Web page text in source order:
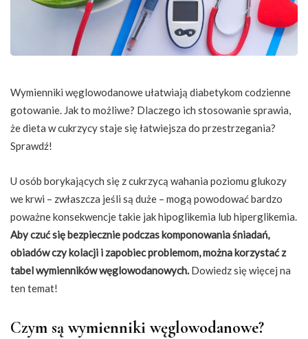
Wymienniki węglowodanowe ułatwiają diabetykom codzienne
gotowanie. Jak to możliwe? Dlaczego ich stosowanie sprawia,
że dieta w cukrzycy staje się łatwiejsza do przestrzegania?
Sprawdź!
U osób borykających się z cukrzycą wahania poziomu glukozy
we krwi – zwłaszcza jeśli są duże – mogą powodować bardzo
poważne konsekwencje takie jak hipoglikemia lub hiperglikemia.
Aby czuć się bezpiecznie podczas komponowania śniadań,
obiadów czy kolacji i zapobiec problemom, można korzystać z
tabel wymienników węglowodanowych. Dowiedz się więcej na
ten temat!
Czym są wymienniki węglowodanowe?